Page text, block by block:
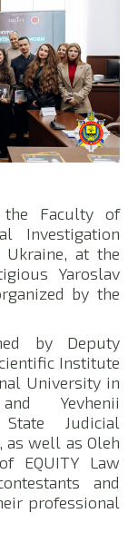
the Faculty of
Investigation
at the
Yaroslav
by the
by Deputy
Institute
University in
Yevhenii
Judicial
as well as Oleh
EQUITY Law
and
professional